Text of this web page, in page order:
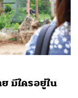
มีใครอยู่ใน